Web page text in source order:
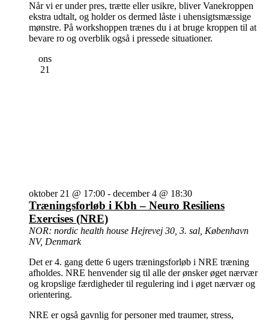
Når vi er under pres, trætte eller usikre, bliver Vanekroppen
ekstra udtalt, og holder os dermed låste i uhensigtsmæssige
mønstre. På workshoppen trænes du i at bruge kroppen til at
bevare ro og overblik også i pressede situationer.
ons
21
oktober 21 @ 17:00 - december 4 @ 18:30
Træningsforløb i Kbh – Neuro Resiliens
Exercises (NRE)
NOR: nordic health house Hejrevej 30, 3. sal, København
NV, Denmark
Det er 4. gang dette 6 ugers træningsforløb i NRE træning
afholdes. NRE henvender sig til alle der ønsker øget nærvær
og kropslige færdigheder til regulering ind i øget nærvær og
orientering.
NRE er også gavnlig for personer med traumer, stress,